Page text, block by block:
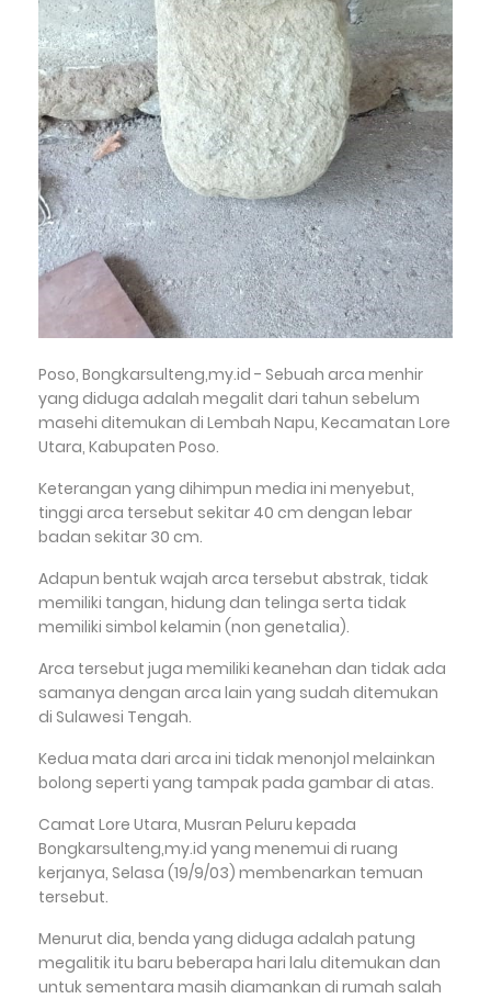
Poso, Bongkarsulteng,my.id - Sebuah arca menhir
yang diduga adalah megalit dari tahun sebelum
masehi ditemukan di Lembah Napu, Kecamatan Lore
Utara, Kabupaten Poso.
Keterangan yang dihimpun media ini menyebut,
tinggi arca tersebut sekitar 40 cm dengan lebar
badan sekitar 30 cm.
Adapun bentuk wajah arca tersebut abstrak, tidak
memiliki tangan, hidung dan telinga serta tidak
memiliki simbol kelamin (non genetalia).
Arca tersebut juga memiliki keanehan dan tidak ada
samanya dengan arca lain yang sudah ditemukan
di Sulawesi Tengah.
Kedua mata dari arca ini tidak menonjol melainkan
bolong seperti yang tampak pada gambar di atas.
Camat Lore Utara, Musran Peluru kepada
Bongkarsulteng,my.id yang menemui di ruang
kerjanya, Selasa (19/9/03) membenarkan temuan
tersebut.
Menurut dia, benda yang diduga adalah patung
megalitik itu baru beberapa hari lalu ditemukan dan
untuk sementara masih diamankan di rumah salah